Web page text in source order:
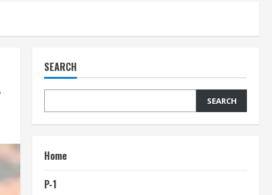
SEARCH
SEARCH
Home
P-1